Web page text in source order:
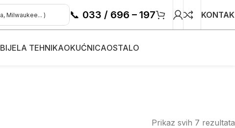
📞 033 / 696 – 197
BIJELA TEHNIKAOKUĆNICAOSTALO
Prikaz svih 7 rezultata